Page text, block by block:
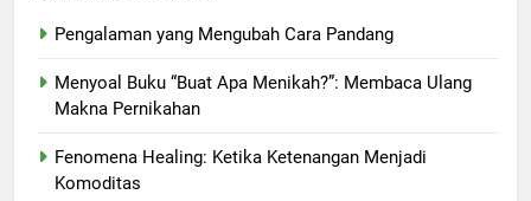
Pengalaman yang Mengubah Cara Pandang
Menyoal Buku “Buat Apa Menikah?”: Membaca Ulang
Makna Pernikahan
Fenomena Healing: Ketika Ketenangan Menjadi
Komoditas